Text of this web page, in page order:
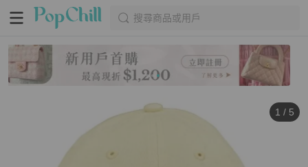
搜尋商品或用戶
1 / 5